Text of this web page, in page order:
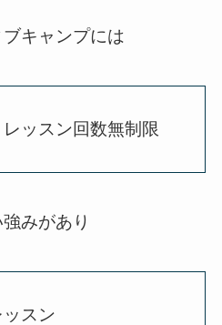
キャンプには
ッスン回数無制限
みがあり
スン